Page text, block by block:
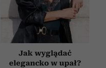
Jak wyglądać
elegancko w upał?